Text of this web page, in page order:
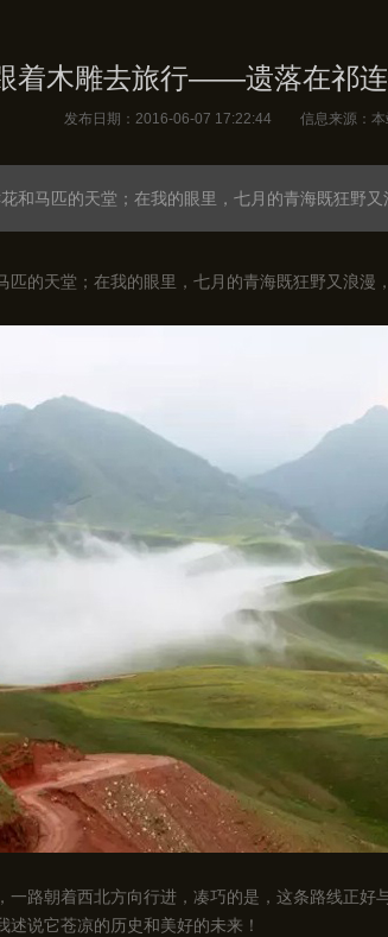
着木雕去旅行——遗落在祁
发布日期：2016-06-07 17:22:44 信息来源：
和马匹的天堂；在我的眼里，七月的青海既狂野
的天堂；在我的眼里，七月的青海既狂野又浪漫
路朝着西北方向行进，凑巧的是，这条路线正
说它苍凉的历史和美好的未来！